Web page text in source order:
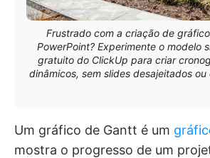
Frustrado com a criação de
PowerPoint? Experimente o modelo
gratuito do ClickUp para criar
dinâmicos, sem slides desajeitados ou
Um gráfico de Gantt é um
mostra o progresso de um